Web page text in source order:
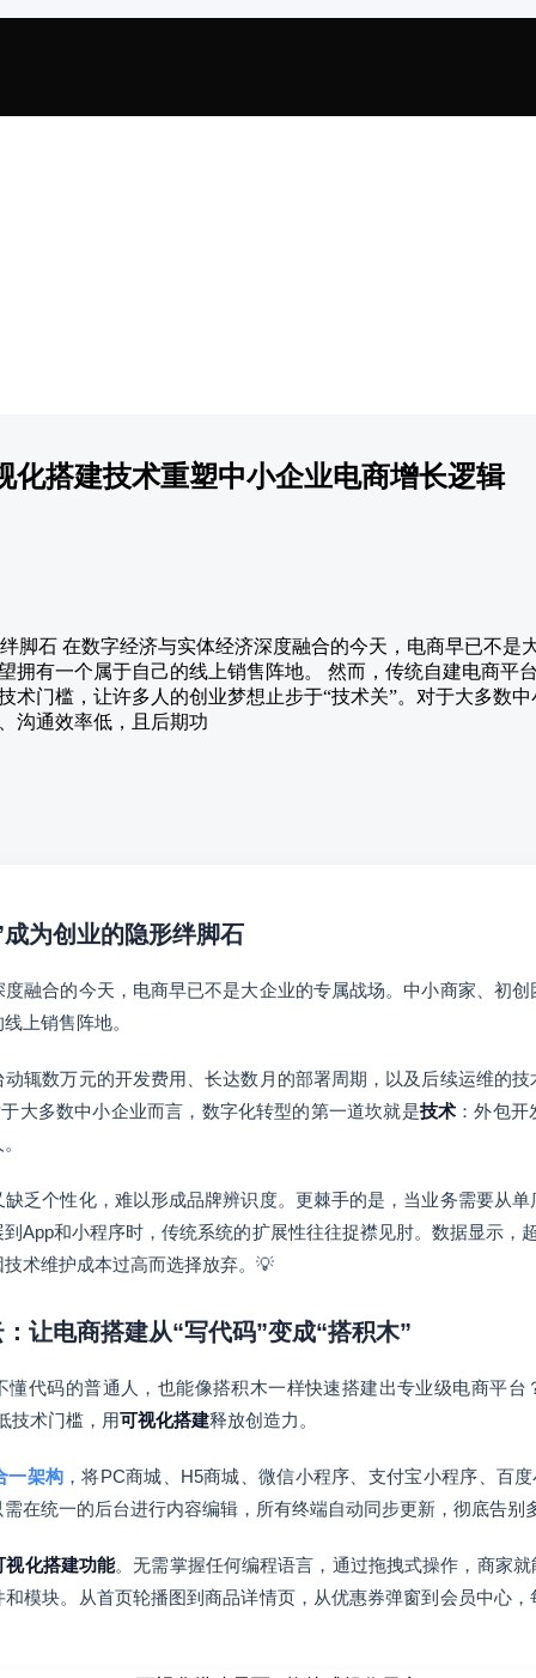
化搭建技术重塑中小企业电商增长逻辑
脚石 在数字经济与实体经济深度融合的今天，电商早已不是
拥有一个属于自己的线上销售阵地。 然而，传统自建电商平
术门槛，让许多人的创业梦想止步于“技术关”。对于大多数
沟通效率低，且后期功
为创业的隐形绊脚石
融合的今天，电商早已不是大企业的专属战场。中小商家、初
上销售阵地。
辄数万元的开发费用、长达数月的部署周期，以及后续运维的
大多数中小企业而言，数字化转型的第一道坎就是技术 ：外包
乏个性化，难以形成品牌辨识度。更棘手的是，当业务需要从
App和小程序时，传统系统的扩展性往往捉襟见肘。数据显示，
术维护成本过高而选择放弃。💡
让电商搭建从“写代码”变成“搭积木”
懂代码的普通人，也能像搭积木一样快速搭建出专业级电商平台
技术门槛，用可视化搭建释放创造力。
一架构 ，将PC商城、H5商城、微信小程序、支付宝小程序、百
在统一的后台进行内容编辑，所有终端自动同步更新，彻底告别
视化搭建功能。无需掌握任何编程语言，通过拖拽式操作，商家
模块。从首页轮播图到商品详情页，从优惠券弹窗到会员中心